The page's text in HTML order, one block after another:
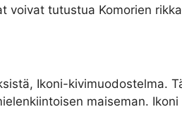
voivat tutustua Komorien
Ikoni-kivimuodostelma.
maiseman.